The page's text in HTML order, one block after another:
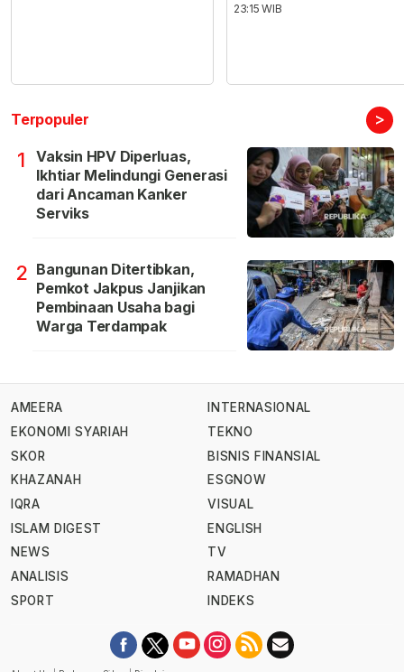
23:15 WIB
Terpopuler >
1
Vaksin HPV Diperluas,
Ikhtiar Melindungi Generasi
dari Ancaman Kanker
Serviks
2 Bangunan Ditertibkan,
Pemkot Jakpus Janjikan
Pembinaan Usaha bagi
Warga Terdampak
AMEERA
EKONOMI SYARIAH
SKOR
KHAZANAH
IQRA
ISLAM DIGEST
NEWS
ANALISIS
SPORT
INTERNASIONAL
TEKNO
BISNIS FINANSIAL
ESGNOW
VISUAL
ENGLISH
TV
RAMADHAN
INDEKS